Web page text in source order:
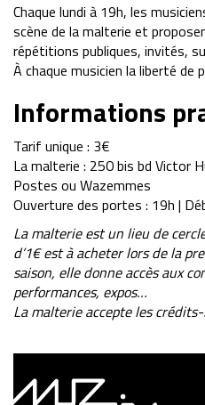
Chaque lundi à 19h, les
scène de la malterie et
répétitions publiques, invités,
À chaque musicien la liberté de
Informations
Tarif unique : 3€
La malterie : 250 bis bd Victor
Postes ou Wazemmes
Ouverture des portes : 19h |
La malterie est un lieu de
d’1€ est à acheter lors de la
saison, elle donne accès aux
performances, expos…
La malterie accepte les